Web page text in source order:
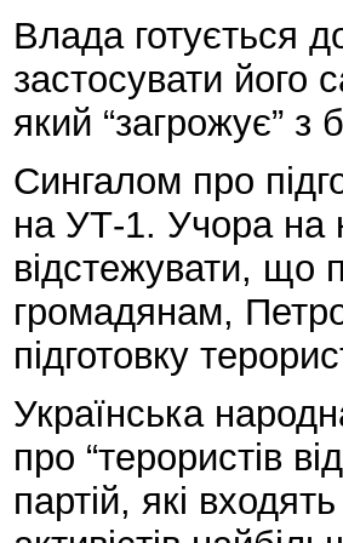
Влада готується
застосувати його
який “загрожує” з
Сингалом про
на УТ-1. Учора на
відстежувати, що
громадянам,
підготовку
Українська
про “терористів
партій, які